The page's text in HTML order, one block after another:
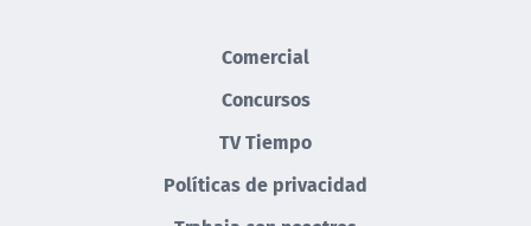
Comercial
Concursos
TV Tiempo
Políticas de privacidad